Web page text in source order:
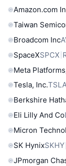
Amazon.com
Taiwan
Broadcom Inc
SpaceXSPCX
Meta
Tesla, Inc.
Berkshire
Eli Lilly And Co
Micron
SK HynixSKHY
JPmorgan